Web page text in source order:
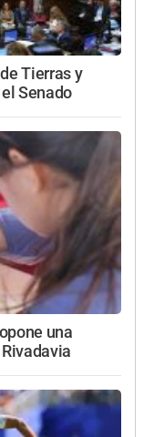
Tierras y
Senado
una